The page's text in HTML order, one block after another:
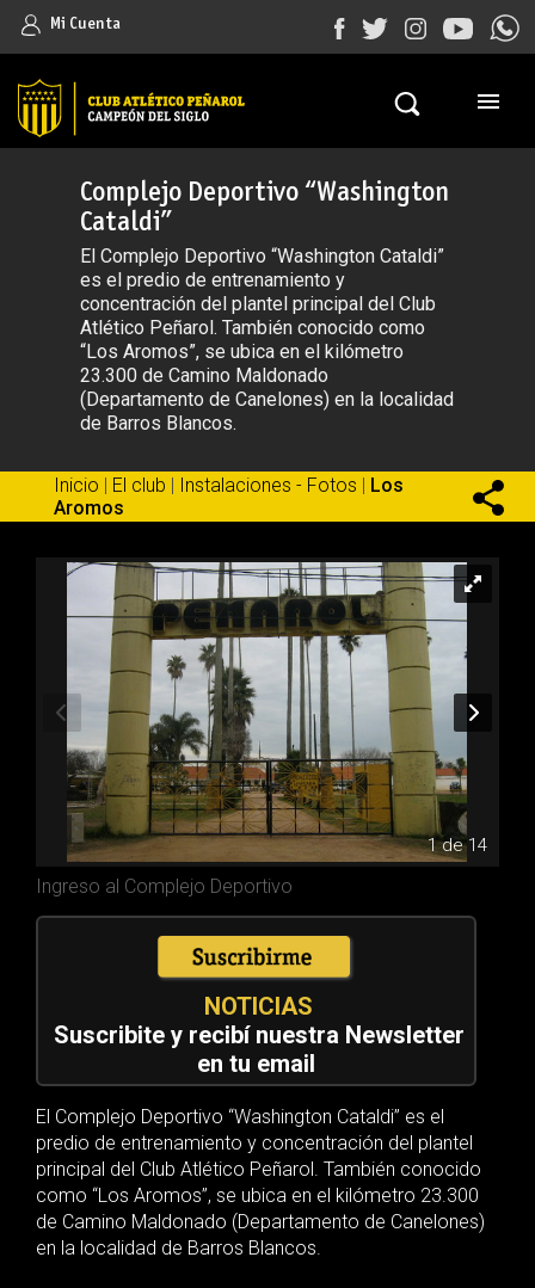
Mi Cuenta
Complejo Deportivo “Washington
Cataldi”
El Complejo Deportivo “Washington Cataldi”
es el predio de entrenamiento y
concentración del plantel principal del Club
Atlético Peñarol. También conocido como
“Los Aromos”, se ubica en el kilómetro
23.300 de Camino Maldonado
(Departamento de Canelones) en la localidad
de Barros Blancos.
Inicio | El club | Instalaciones - Fotos | Los
Aromos
1 de 14
Ingreso al Complejo Deportivo
NOTICIAS
Suscribite y recibí nuestra Newsletter
en tu email
El Complejo Deportivo “Washington Cataldi” es el
predio de entrenamiento y concentración del plantel
principal del Club Atlético Peñarol. También conocido
como “Los Aromos”, se ubica en el kilómetro 23.300
de Camino Maldonado (Departamento de Canelones)
en la localidad de Barros Blancos.